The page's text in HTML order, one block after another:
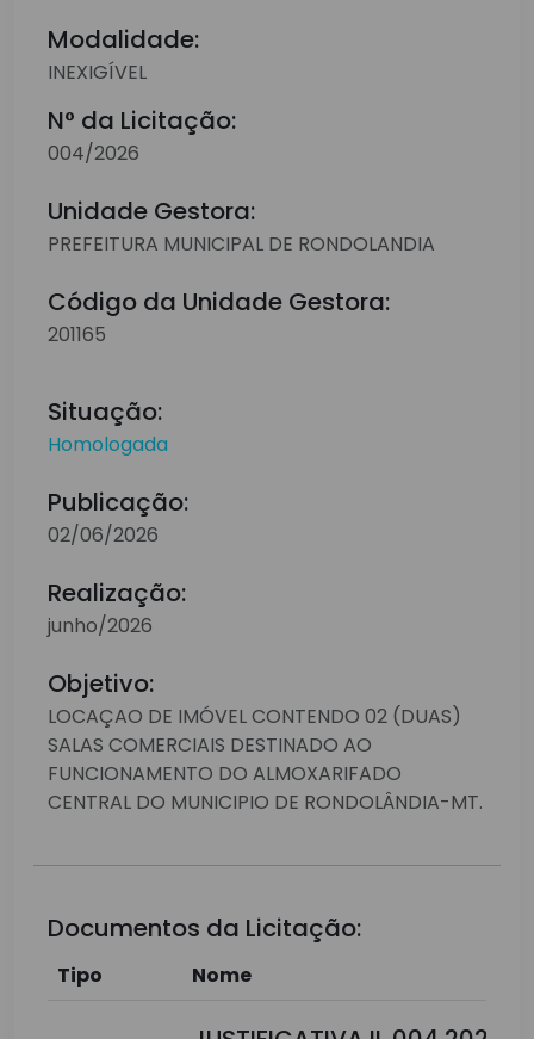
Modalidade:
INEXIGÍVEL
N° da Licitação:
004/2026
Unidade Gestora:
PREFEITURA MUNICIPAL DE RONDOLANDIA
Código da Unidade Gestora:
201165
Situação:
Homologada
Publicação:
02/06/2026
Realização:
junho/2026
Objetivo:
LOCAÇAO DE IMÓVEL CONTENDO 02 (DUAS)
SALAS COMERCIAIS DESTINADO AO
FUNCIONAMENTO DO ALMOXARIFADO
CENTRAL DO MUNICIPIO DE RONDOLÂNDIA-MT.
Documentos da Licitação:
Tipo Nome